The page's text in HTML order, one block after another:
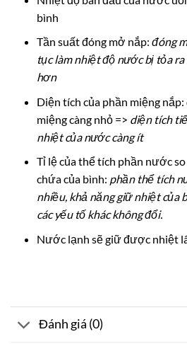
bình
Tần suất đóng mở nắp: đóng
tục làm nhiệt độ nước bị tỏa
hơn
Diện tích của phần miệng
miệng càng nhỏ => diện tích
nhiệt của nước càng ít
Tỉ lệ của thể tích phần nước
chứa của bình: phần thể tích
nhiều, khả năng giữ nhiệt của
các yếu tố khác không đổi.
Nước lạnh sẽ giữ được nhiệt
Đánh giá (0)